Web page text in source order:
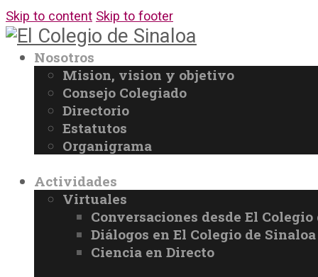
Skip to content Skip to footer
Nosotros
Mision, vision y objetivo
Consejo Colegiado
Directorio
Estatutos
Organigrama
Actividades
Virtuales
Conversaciones desde El
Diálogos en El Colegio de Sinaloa
Ciencia en Directo